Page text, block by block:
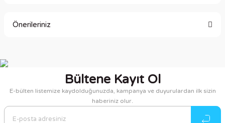
Önerileriniz
Görüş ve önerileriniz için teşekkür ederiz.
Ürün resmi kalitesiz, bozuk veya görüntülenemiyor.
Ürün açıklamasında eksik bilgiler bulunuyor.
Bültene Kayıt Ol
E-bülten listemize kaydolduğunuzda, kampanya ve duyurulardan ilk sizin
haberiniz olur.